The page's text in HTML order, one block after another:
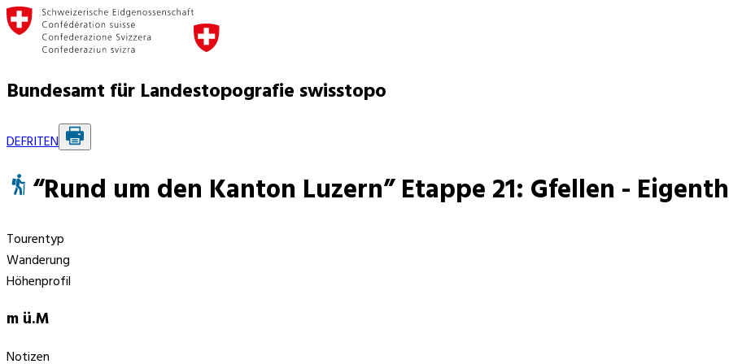
Bundesamt für Landestopografie swisstopo
DEFRITEN
“Rund um den Kanton Luzern” Etappe 21: Gfellen -
Tourentyp
Wanderung
Höhenprofil
m ü.M
Notizen